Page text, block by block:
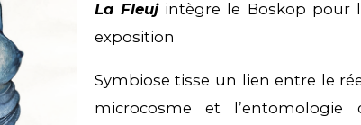
La Fleuj intègre le Boskop pour
exposition
Symbiose tisse un lien entre le
microcosme et l’entomologie